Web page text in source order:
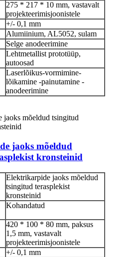
275 * 217 * 10 mm, vastavalt
projekteerimisjoonistele
+/- 0,1 mm
Alumiinium, AL5052, sulam
Selge anodeerimine
Lehtmetallist prototüüp,
autoosad
Laserlõikus-vormimine-
lõikamine -painutamine -
anodeerimine
jaoks mõeldud
kronsteinid
Elektrikarpide jaoks mõeldud
tsingitud terasplekist
kronsteinid
Kohandatud
420 * 100 * 80 mm, paksus
1,5 mm, vastavalt
projekteerimisjoonistele
+/- 0,1 mm